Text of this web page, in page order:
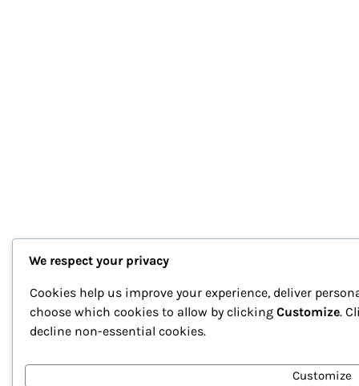
We respect your privacy
Cookies help us improve your experience, deliver
choose which cookies to allow by clicking Customize.
decline non-essential cookies.
Customize